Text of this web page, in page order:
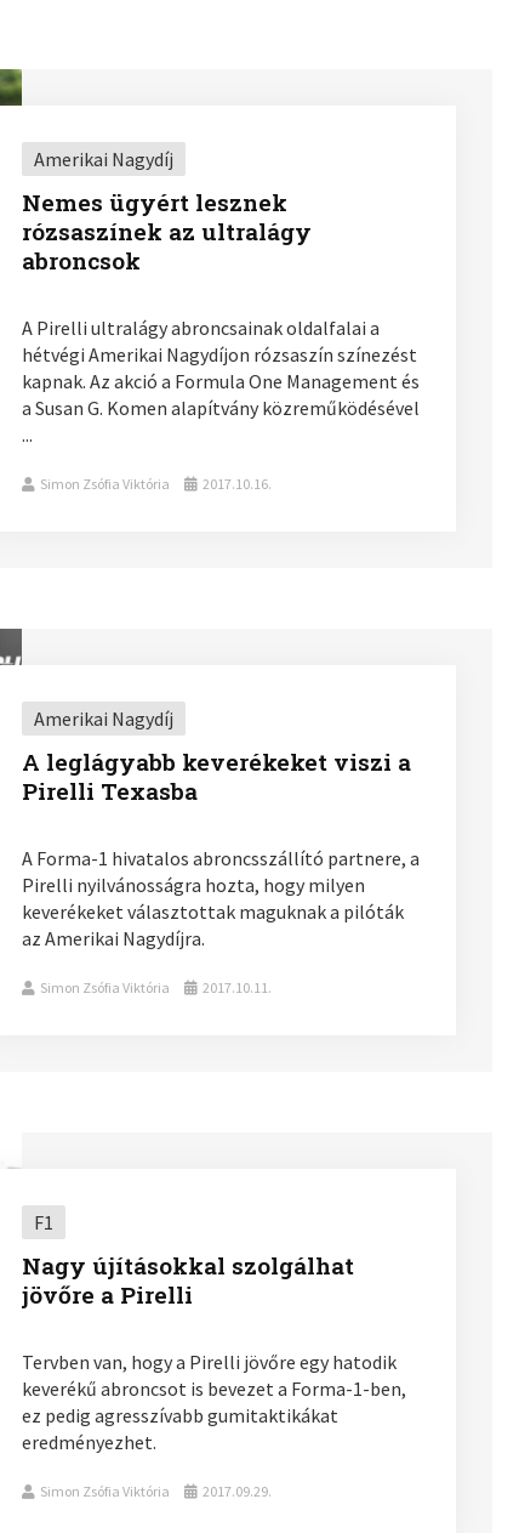
Amerikai Nagydíj
Nemes ügyért lesznek
rózsaszínek az ultralágy
abroncsok
A Pirelli ultralágy abroncsainak oldalfalai a
hétvégi Amerikai Nagydíjon rózsaszín színezést
kapnak. Az akció a Formula One Management és
a Susan G. Komen alapítvány közreműködésével
...
Simon Zsófia Viktória 2017.10.16.
Amerikai Nagydíj
A leglágyabb keverékeket viszi a
Pirelli Texasba
A Forma-1 hivatalos abroncsszállító partnere, a
Pirelli nyilvánosságra hozta, hogy milyen
keverékeket választottak maguknak a pilóták
az Amerikai Nagydíjra.
Simon Zsófia Viktória 2017.10.11.
F1
Nagy újításokkal szolgálhat
jövőre a Pirelli
Tervben van, hogy a Pirelli jövőre egy hatodik
keverékű abroncsot is bevezet a Forma-1-ben,
ez pedig agresszívabb gumitaktikákat
eredményezhet.
Simon Zsófia Viktória 2017.09.29.